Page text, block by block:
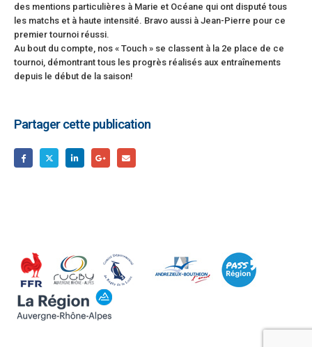
des mentions particulières à Marie et Océane qui ont disputé tous
les matchs et à haute intensité. Bravo aussi à Jean-Pierre pour ce
premier tournoi réussi.
Au bout du compte, nos « Touch » se classent à la 2e place de ce
tournoi, démontrant tous les progrès réalisés aux entraînements
depuis le début de la saison!
Partager cette publication